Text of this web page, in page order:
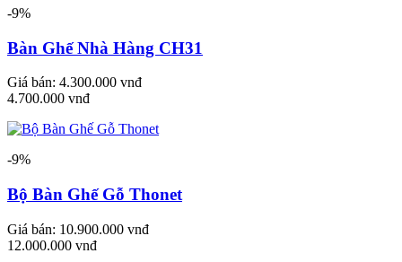
-9%
Bàn Ghế Nhà Hàng CH31
Giá bán: 4.300.000 vnđ
4.700.000 vnđ
-9%
Bộ Bàn Ghế Gỗ Thonet
Giá bán: 10.900.000 vnđ
12.000.000 vnđ